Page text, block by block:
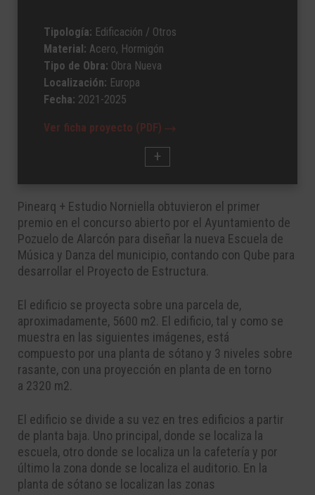
Tipología: Edificación / Otros
Material: Acero, Hormigón
Tipo de Obra: Obra Nueva
Localización: Europa
Fecha: 2021-2025
Ver ficha proyecto (PDF)
Pinearq + Estudio Norniella obtuvieron el primer
premio en el concurso abierto por el Ayuntamiento de
Pozuelo de Alarcón para diseñar la nueva Escuela de
Música y Danza del municipio, contando con Qube para
desarrollar el Proyecto de Estructura.
El edificio se proyecta sobre una parcela de,
aproximadamente, 5600 m2. El edificio, tal y como se
muestra en las siguientes imágenes, está
compuesto por una planta de sótano y 3 niveles sobre
rasante, con una proyección en planta de en torno
a 2320 m2.
El edificio se divide a su vez en tres edificios a partir
de planta baja. Uno principal, donde se localiza la
escuela, otro donde se localiza un la cafetería y por
último la zona donde se localiza el auditorio. En la
planta de sótano se localizan las zonas